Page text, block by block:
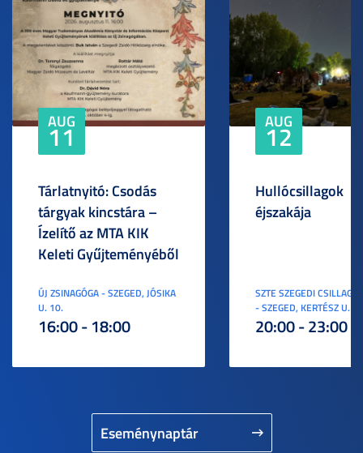
Eseménynaptár
AUG
11
Tárlatnyitó: Csodás
tárgyak kincstára –
Ízelítő az MTA KIK
Keleti Gyűjteményéből
ÚJ ZSINAGÓGA - SZEGED, JÓSIKA
U. 10.
16:00 - 18:00
AUG
12
Hullócsillagok
éjszakája
SZTE SZEGEDI
- SZEGED, KERTÉSZ U. 3.
20:00 - 23:00